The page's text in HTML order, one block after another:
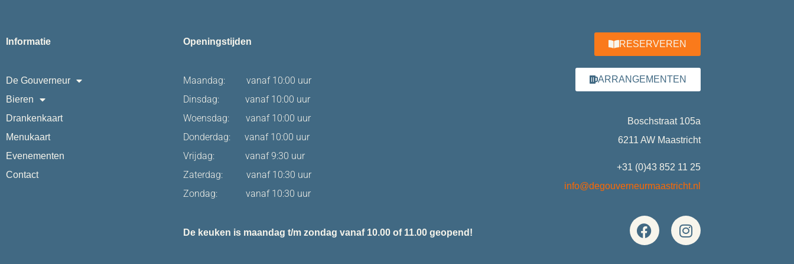
Informatie
De Gouverneur
Bieren
Drankenkaart
Menukaart
Evenementen
Contact
Openingstijden
Maandag: vanaf 10:00 uur
Dinsdag: vanaf 10:00 uur
Woensdag: vanaf 10:00 uur
Donderdag: vanaf 10:00 uur
Vrijdag: vanaf 9:30 uur
Zaterdag: vanaf 10:30 uur
Zondag: vanaf 10:30 uur
De keuken is maandag t/m zondag vanaf 10.00 of 11.00 geopend!
RESERVEREN
ARRANGEMENTEN
Boschstraat 105a
6211 AW Maastricht
+31 (0)43 852 11 25
info@degouverneurmaastricht.nl